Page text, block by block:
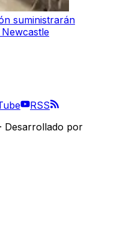
suministrarán
RSS
· Desarrollado por